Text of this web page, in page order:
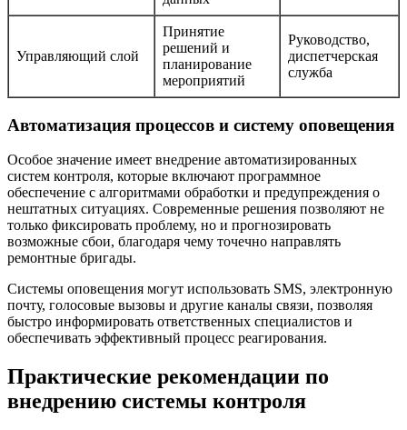
Управляющий слой
Принятие
решений и
планирование
мероприятий
Руководство,
диспетчерская
служба
Автоматизация процессов и систему оповещения
Особое значение имеет внедрение автоматизированных
систем контроля, которые включают программное
обеспечение с алгоритмами обработки и предупреждения о
нештатных ситуациях. Современные решения позволяют не
только фиксировать проблему, но и прогнозировать
возможные сбои, благодаря чему точечно направлять
ремонтные бригады.
Системы оповещения могут использовать SMS, электронную
почту, голосовые вызовы и другие каналы связи, позволяя
быстро информировать ответственных специалистов и
обеспечивать эффективный процесс реагирования.
Практические рекомендации по
внедрению системы контроля